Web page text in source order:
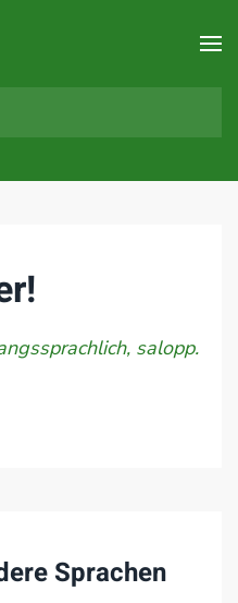
salopp.
Sprachen